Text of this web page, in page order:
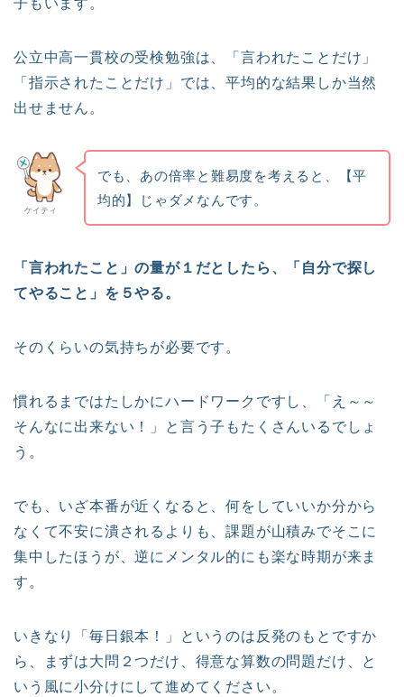
子もいます。
公立中高一貫校の受検勉強は、「言われたことだけ」
「指示されたことだけ」では、平均的な結果しか当然
出せません。
ケイティ
でも、あの倍率と難易度を考えると、【平
均的】じゃダメなんです。
「言われたこと」の量が１だとしたら、「自分で探し
てやること」を５やる。
そのくらいの気持ちが必要です。
慣れるまではたしかにハードワークですし、「え～～
そんなに出来ない！」と言う子もたくさんいるでしょ
う。
でも、いざ本番が近くなると、何をしていいか分から
なくて不安に潰されるよりも、課題が山積みでそこに
集中したほうが、逆にメンタル的にも楽な時期が来ま
す。
いきなり「毎日銀本！」というのは反発のもとですか
ら、まずは大問２つだけ、得意な算数の問題だけ、と
いう風に小分けにして進めてください。